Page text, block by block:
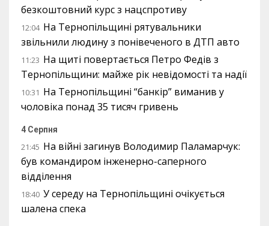
безкоштовний курс з нацспротиву
12:04 На Тернопільщині рятувальники
звільнили людину з понівеченого в ДТП авто
11:23 На щиті повертається Петро Федів з
Тернопільщини: майже рік невідомості та надії
10:31 На Тернопільщині “банкір” виманив у
чоловіка понад 35 тисяч гривень
4 Серпня
21:45 На війні загинув Володимир Паламарчук:
був командиром інженерно-саперного
відділення
18:40 У середу на Тернопільщині очікується
шалена спека